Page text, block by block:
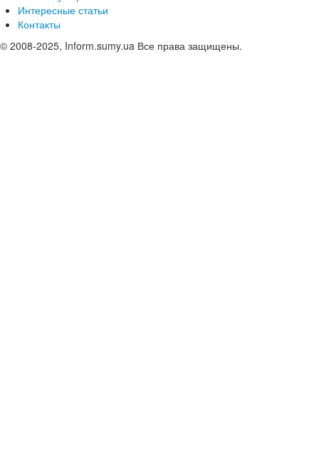
Интересные статьи
Контакты
© 2008-2025, Inform.sumy.ua Все права защищены.